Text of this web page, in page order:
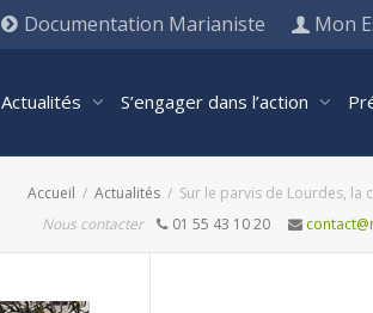
Documentation Marianiste Mon
Actualités S’engager dans l’action
Accueil Actualités
Sur le parvis de Lourdes, la
Nous contacter
01 55 43 10 20